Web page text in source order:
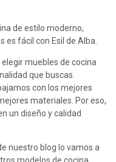
de estilo moderno,
es fácil con Esil de Alba.
elegir muebles de cocina
que buscas.
con los mejores
materiales. Por eso,
un diseño y calidad
nuestro blog lo vamos a